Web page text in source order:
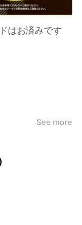
はお済みです
ンプカードをよ
おすすめです！
いただいたポイ
See more